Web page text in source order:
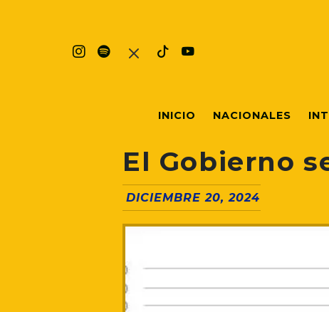
INICIO NACIONALES
El Gobierno
DICIEMBRE 20, 2024